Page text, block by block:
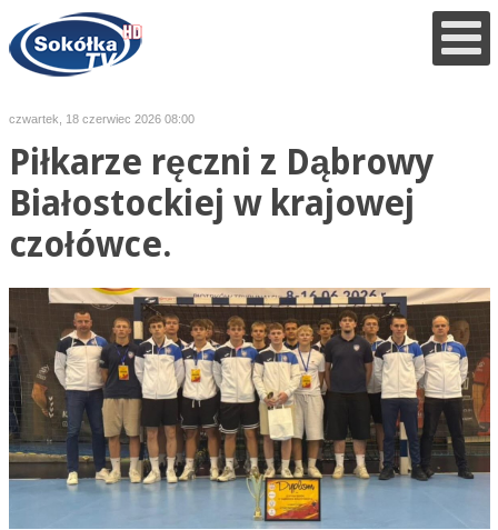
czwartek, 18 czerwiec 2026 08:00
Piłkarze ręczni z Dąbrowy
Białostockiej w krajowej
czołówce.